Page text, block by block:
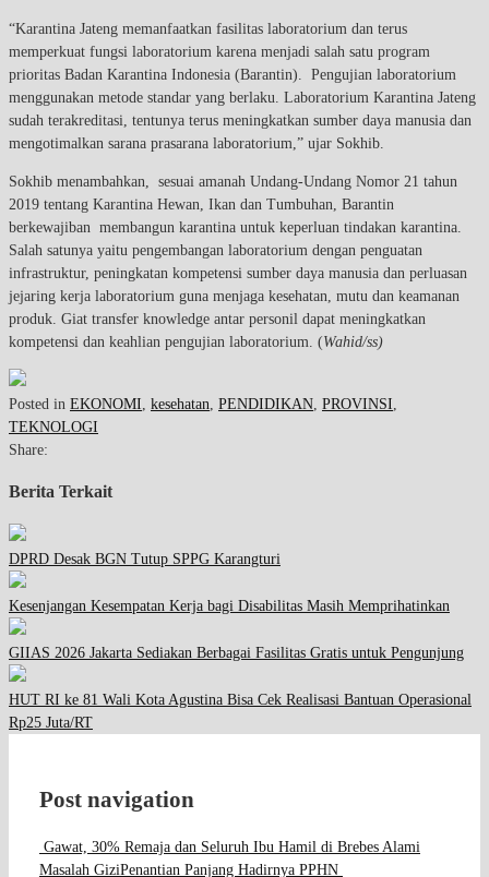
“Karantina Jateng memanfaatkan fasilitas laboratorium dan terus
memperkuat fungsi laboratorium karena menjadi salah satu program
prioritas Badan Karantina Indonesia (Barantin). Pengujian laboratorium
menggunakan metode standar yang berlaku. Laboratorium Karantina Jateng
sudah terakreditasi, tentunya terus meningkatkan sumber daya manusia dan
mengotimalkan sarana prasarana laboratorium,” ujar Sokhib.
Sokhib menambahkan, sesuai amanah Undang-Undang Nomor 21 tahun
2019 tentang Karantina Hewan, Ikan dan Tumbuhan, Barantin
berkewajiban membangun karantina untuk keperluan tindakan karantina.
Salah satunya yaitu pengembangan laboratorium dengan penguatan
infrastruktur, peningkatan kompetensi sumber daya manusia dan perluasan
jejaring kerja laboratorium guna menjaga kesehatan, mutu dan keamanan
produk. Giat transfer knowledge antar personil dapat meningkatkan
kompetensi dan keahlian pengujian laboratorium. (Wahid/ss)
Posted in EKONOMI kesehatan PENDIDIKAN PROVINSI
TEKNOLOGI
Share:
Berita Terkait
DPRD Desak BGN Tutup SPPG Karangturi
Kesenjangan Kesempatan Kerja bagi Disabilitas Masih Memprihatinkan
GIIAS 2026 Jakarta Sediakan Berbagai Fasilitas Gratis untuk Pengunjung
HUT RI ke 81 Wali Kota Agustina Bisa Cek Realisasi Bantuan Operasional
Rp25 Juta/RT
Post navigation
Gawat, 30% Remaja dan Seluruh Ibu Hamil di Brebes Alami
Masalah GiziPenantian Panjang Hadirnya PPHN